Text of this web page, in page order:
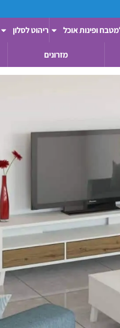
ופינות אוכל ריהוט לסלון
מזרונים